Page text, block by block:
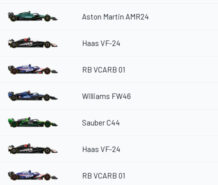
Aston Martin AMR24
Haas VF-24
RB VCARB 01
Williams FW46
Sauber C44
Haas VF-24
RB VCARB 01